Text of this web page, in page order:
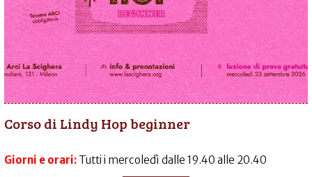
Corso di Lindy Hop beginner
Giorni e orari: Tutti i mercoledì dalle 19.40 alle 20.40